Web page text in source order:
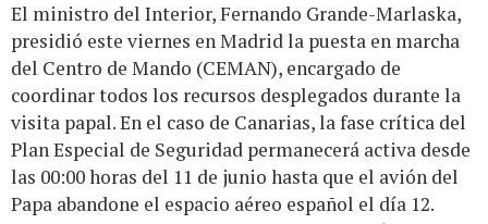
El ministro del Interior, Fernando Grande-Marlaska,
presidió este viernes en Madrid la puesta en marcha
del Centro de Mando (CEMAN), encargado de
coordinar todos los recursos desplegados durante la
visita papal. En el caso de Canarias, la fase crítica del
Plan Especial de Seguridad permanecerá activa desde
las 00:00 horas del 11 de junio hasta que el avión del
Papa abandone el espacio aéreo español el día 12.